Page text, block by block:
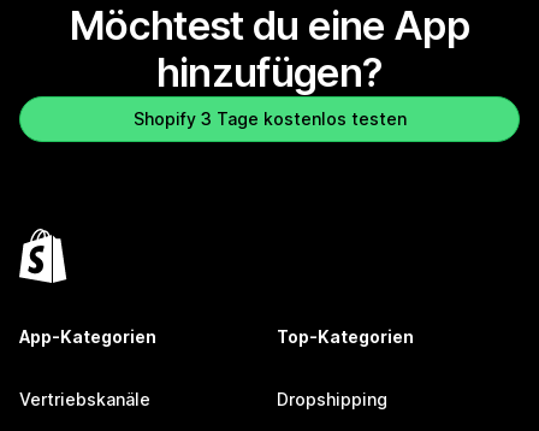
Möchtest du eine App
hinzufügen?
Shopify 3 Tage kostenlos testen
App-Kategorien
Vertriebskanäle
Top-Kategorien
Dropshipping